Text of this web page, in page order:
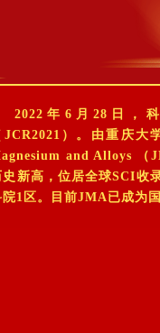
2022年6月28日，
JCR2021）。由重庆大
and Alloys （
史新高，位居全球SCI收
院1区。目前JMA已成为